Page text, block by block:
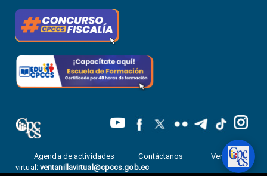
Agenda de actividades Contáctanos
Ventanilla
virtual : ventanillavirtual@cpccs.gob.ec